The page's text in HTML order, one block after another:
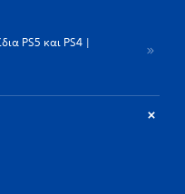
PS5 και PS4 |